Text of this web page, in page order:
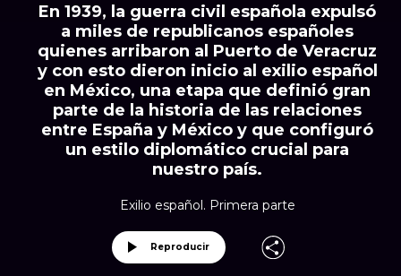
En 1939, la guerra civil española expulsó
a miles de republicanos españoles
quienes arribaron al Puerto de Veracruz
y con esto dieron inicio al exilio español
en México, una etapa que definió gran
parte de la historia de las relaciones
entre España y México y que configuró
un estilo diplomático crucial para
nuestro país.
Exilio español. Primera parte
Reproducir